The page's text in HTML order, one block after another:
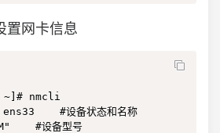
置网卡信息
~]# nmcli
#设备状态和名称
#设备型号